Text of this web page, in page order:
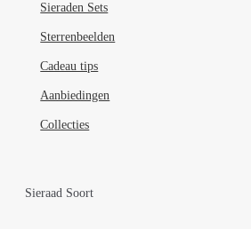
Sieraden Sets
Sterrenbeelden
Cadeau tips
Aanbiedingen
Collecties
Sieraad Soort